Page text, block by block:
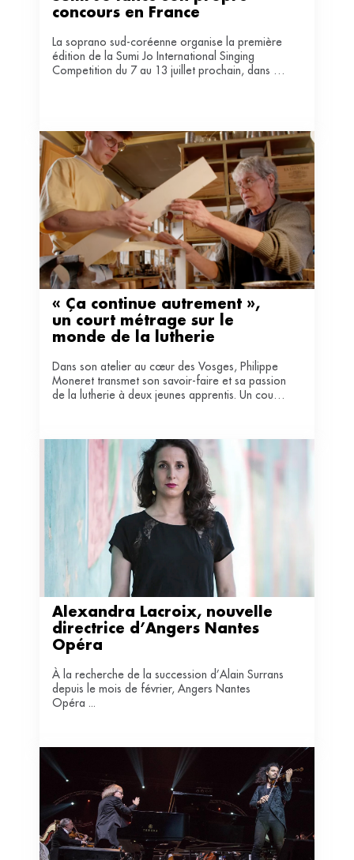
concours en France
La soprano sud-coréenne organise la première
édition de la Sumi Jo International Singing
Competition du 7 au 13 juillet prochain, dans la
« Ça continue autrement »,
un court métrage sur le
Dans son atelier au cœur des Vosges, Philippe
Moneret transmet son savoir-faire et sa passion
de la lutherie à deux jeunes apprentis. Un court
Alexandra Lacroix, nouvelle
directrice d’Angers Nantes
À la recherche de la succession d’Alain Surrans
depuis le mois de février, Angers Nantes
Opéra ...